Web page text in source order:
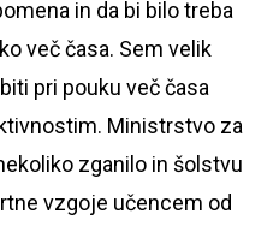
in da bi bilo treba
več časa. Sem velik
pri pouku več časa
Ministrstvo za
zganilo in šolstvu
vzgoje učencem od